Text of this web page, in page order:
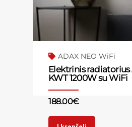
ADAX NEO WiFi
Elektrinis radiatorius
KWT 1200W su WiFi
188.00€